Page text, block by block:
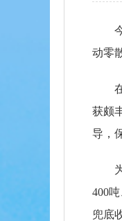
动零
获颇
导，
400
兜底